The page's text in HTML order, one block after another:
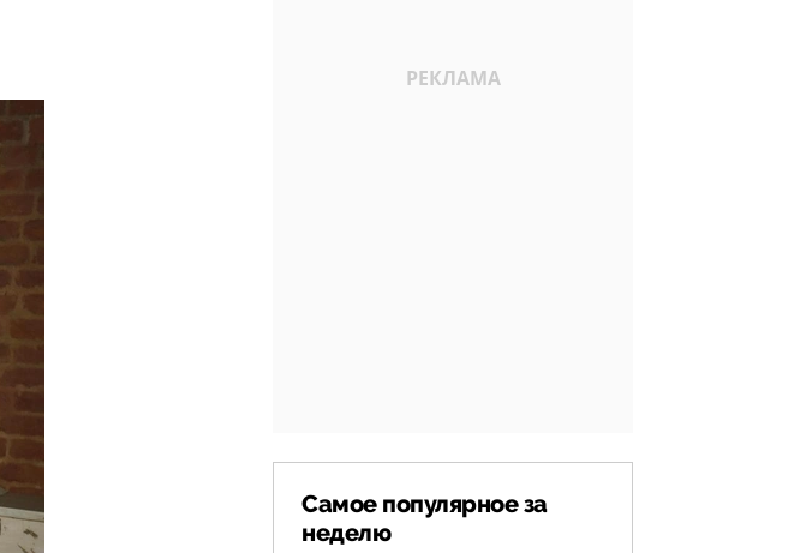
Самое популярное за
неделю